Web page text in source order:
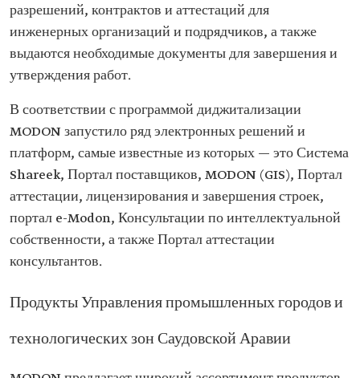
разрешений, контрактов и аттестаций для
инженерных организаций и подрядчиков, а также
выдаются необходимые документы для завершения и
утверждения работ.
В соответствии с программой диджитализации
MODON запустило ряд электронных решений и
платформ, самые известные из которых — это Система
Shareek, Портал поставщиков, MODON (GIS), Портал
аттестации, лицензирования и завершения строек,
портал e-Modon, Консультации по интеллектуальной
собственности, а также Портал аттестации
консультантов.
Продукты Управления промышленных городов и
технологических зон Саудовской Аравии